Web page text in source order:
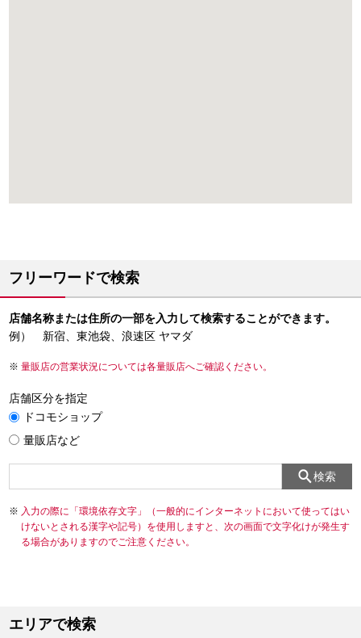
フリーワードで検索
店舗名称または住所の一部を入力して検索することができます。
例） 新宿、東池袋、浪速区 ヤマダ
量販店の営業状況については各量販店へご確認ください。
店舗区分を指定
ドコモショップ
量販店など
検索
入力の際に「環境依存文字」（一般的にインターネットにおいて使ってはい
けないとされる漢字や記号）を使用しますと、次の画面で文字化けが発生す
る場合がありますのでご注意ください。
エリアで検索